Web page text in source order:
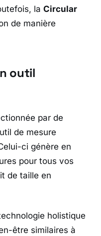
la Circular
de manière
outil
par de
de mesure
ci génère en
pour tous vos
de taille en
holistique
être similaires à